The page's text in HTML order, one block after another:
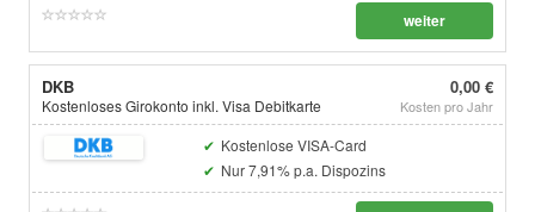
weiter
DKB
Kostenloses Girokonto inkl. Visa Debitkarte
0,00 €
Kosten pro Jahr
Kostenlose VISA-Card
Nur 7,91% p.a. Dispozins